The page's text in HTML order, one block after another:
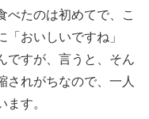
べたのは初めてで、こ
おいしいですね」
ですが、言うと、そん
れがちなので、一人
す。